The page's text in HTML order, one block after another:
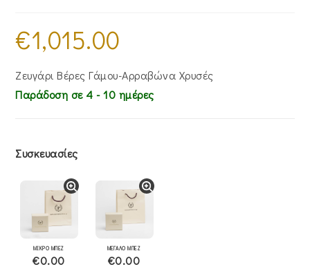
€1,015.00
Ζευγάρι Βέρες Γάμου-Αρραβώνα Χρυσές
Παράδοση σε 4 - 10 ημέρες
Συσκευασίες
ΜΙΚΡΟ ΜΠΕΖ
€0.00
ΜΕΓΑΛΟ ΜΠΕΖ
€0.00